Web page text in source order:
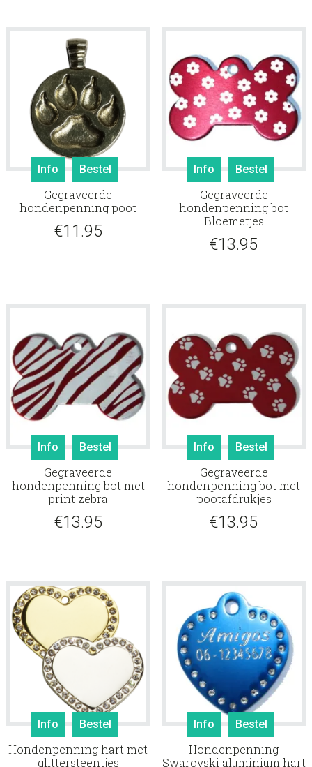
Info Bestel
Gegraveerde
hondenpenning poot
€11.95
Info Bestel
Gegraveerde
hondenpenning bot
Bloemetjes
€13.95
Info Bestel
Gegraveerde
hondenpenning bot met
print zebra
€13.95
Info Bestel
Gegraveerde
hondenpenning bot met
pootafdrukjes
€13.95
Info Bestel
Hondenpenning hart met
glittersteentjes
Info Bestel
Hondenpenning
Swarovski aluminium hart